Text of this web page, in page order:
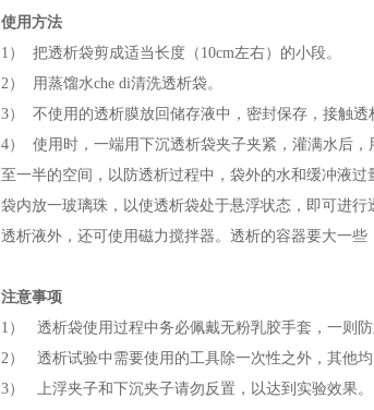
使用方法
1） 把透析袋剪成适当长度（10cm左右）的小段。
2） 用蒸馏水che di清洗透析袋。
3） 不使用的透析膜放回储存液中，密封保存，接触透
4） 使用时，一端用下沉透析袋夹子夹紧，灌满水后
至一半的空间，以防透析过程中，袋外的水和缓冲液
袋内放一玻璃珠，以使透析袋处于悬浮状态，即可进
透析液外，还可使用磁力搅拌器。透析的容器要大一些
注意事项
1） 透析袋使用过程中务必佩戴无粉乳胶手套，一则
2） 透析试验中需要使用的工具除一次性之外，其他均
3） 上浮夹子和下沉夹子请勿反置，以达到实验效果。